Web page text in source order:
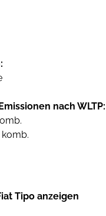
nach WLTP:
Tipo anzeigen